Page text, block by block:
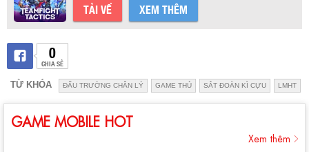
TẢI VỀ XEM THÊM
0
CHIA SẺ
TỪ KHÓA ĐẤU TRƯỜNG CHÂN LÝ GAME THỦ SẮT ĐOÀN KÌ CỰU LMHT
GAME MOBILE HOT
Xem thêm